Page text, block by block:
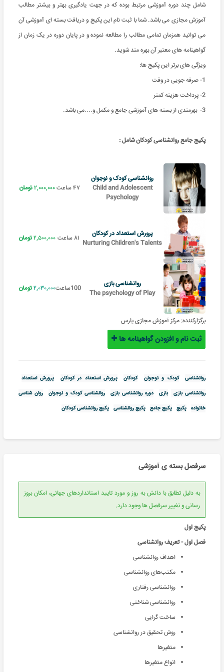
شامل چند دوره آموزشی مرتبط بوده که در جهت یادگیری بهتر و بیشتر مطالب
آموزش مجازی می باشد. شما با ثبت نام این پکیج و دریافت بسته ای آموزشی آن
می توانید همزمان تمامی مطالب را مطالعه نموده و در پایان دوره در یک زمان از
گواهینامه های معتبر آن بهره مند شوید.
ویژگی های برتر این پکیج ها:
1- صرفه جویی در وقت
2- پرداخت هزینه کمتر
3- بهرمندی از بسته های آموزشی جامع و مکمل و....می باشد.
پکیج جامع روانشناسی کودکان شامل :
روانشناسی کودک و نوجوان
Child and Adolescent
Psychology
۴۷ ساعت ۲,۰۰۰,۰۰۰تومان
پرورش استعداد در کودکان
Nurturing Children's Talents
۸۱ ساعت ۲,۵۰۰,۰۰۰تومان
روانشناسی بازی
The psychology of Play
100ساعت ۲,۰۳۰,۰۰۰تومان
برگزارکننده: مرکز آموزش مجازی پارس
ثبت نام و افزودن گواهینامه ها
روانشناسی کودک و نوجوان کودکان پرورش استعداد در کودکان
پرورش استعداد
روانشناسی بازی
بازی دوره روانشناسی بازی روانشناسی کودک و نوجوان
روان شناسی
خانواده پکیج پکیج جامع پکیج روانشناسی پکیج روانشناسی کودکان
سرفصل بسته ی آموزشی
به دلیل تطابق با دانش به روز و مورد تایید استانداردهای جهانی، امکان بروز
رسانی و تغییر سرفصل ها وجود دارد.
پکیج اول
فصل اول - تعریف روانشناسی
اهداف روانشناسی
مکتب‌های روانشناسی
روانشناسی رفتاری
روانشناسی شناختی
ساخت گرایی
روش تحقیق در روانشناسی
متغیرها
انواع متغیرها